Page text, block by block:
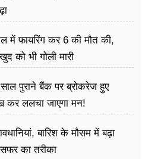
में फायरिंग कर 6 की मौत की,
को भी गोली मारी
पुराने बैंक पर ब्रोकरेज हुए
कर ललचा जाएगा मन!
बारिश के मौसम में बढ़ा
का तरीका